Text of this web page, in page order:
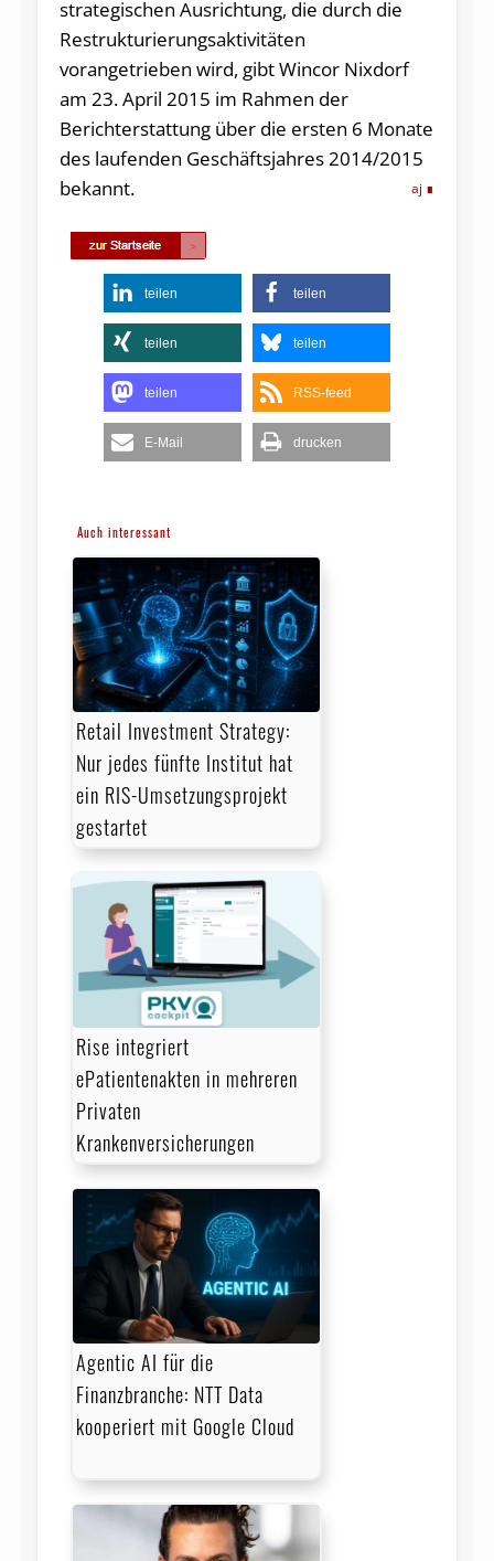
strategischen Ausrichtung, die durch die
Restrukturierungsaktivitäten
vorangetrieben wird, gibt Wincor Nixdorf
am 23. April 2015 im Rahmen der
Berichterstattung über die ersten 6 Monate
des laufenden Geschäftsjahres 2014/2015
bekannt.
aj
teilen teilen
teilen teilen
teilen RSS-feed
E-Mail drucken
Auch interessant
Retail Investment Strategy:
Nur jedes fünfte Institut hat
ein RIS-Umsetzungsprojekt
gestartet
Rise integriert
ePatientenakten in mehreren
Privaten
Krankenversicherungen
Agentic AI für die
Finanzbranche: NTT Data
kooperiert mit Google Cloud